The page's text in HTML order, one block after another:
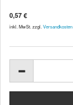
0,57 €
inkl. MwSt. zzgl. Versandkosten